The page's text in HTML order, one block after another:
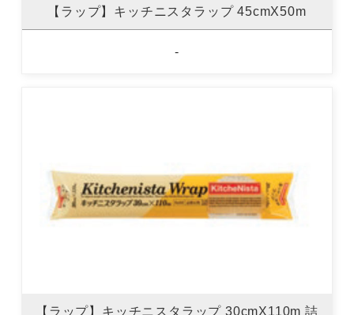
【ラップ】キッチニスタラップ 45cmX50m
-
【ラップ】キッチニスタラップ 30cmX110m 詰